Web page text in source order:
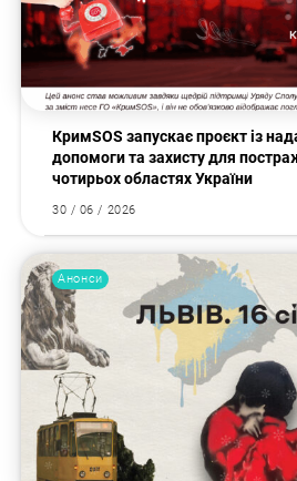
КримSOS запускає проєкт із
допомоги та захисту для
чотирьох областях України
30 / 06 / 2026
Анонси